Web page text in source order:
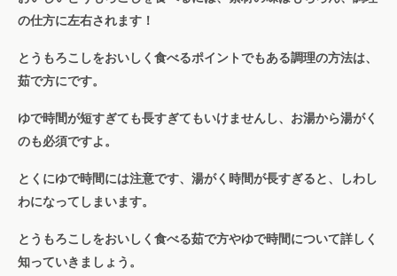
の仕方に左右されます！
とうもろこしをおいしく食べるポイントでもある調理の方法は、
茹で方にです。
ゆで時間が短すぎても長すぎてもいけませんし、お湯から湯がく
のも必須ですよ。
とくにゆで時間には注意です、湯がく時間が長すぎると、しわし
わになってしまいます。
とうもろこしをおいしく食べる茹で方やゆで時間について詳しく
知っていきましょう。